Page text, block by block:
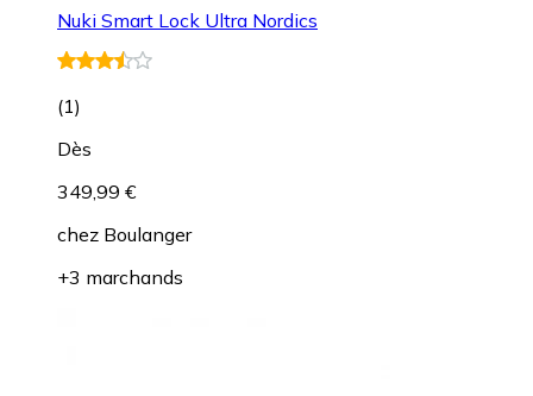
Nuki Smart Lock Ultra Nordics
(1)
Dès
349,99 €
chez Boulanger
+3 marchands